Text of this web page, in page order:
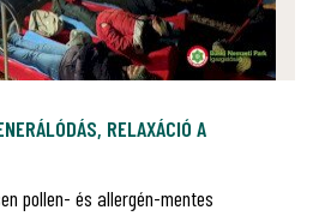
RELAXÁCIÓ A
pollen- és allergén-mentes